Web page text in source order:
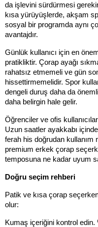
da işlevini sürdürmesi
kısa yürüyüşlerde, akşam
sosyal bir programda aynı
avantajdır.
Günlük kullanıcı için en
pratikliktir. Çorap ayağı
rahatsız etmemeli ve gün
hissettirmemelidir. Spor
dengeli duruş daha da
daha belirgin hale gelir.
Öğrenciler ve ofis
Uzun saatler ayakkabı
ferah his doğrudan kullanım
premium erkek çorap
temposuna ne kadar uyum
Doğru seçim rehberi
Patik ve kısa çorap
olur:
Kumaş içeriğini kontrol